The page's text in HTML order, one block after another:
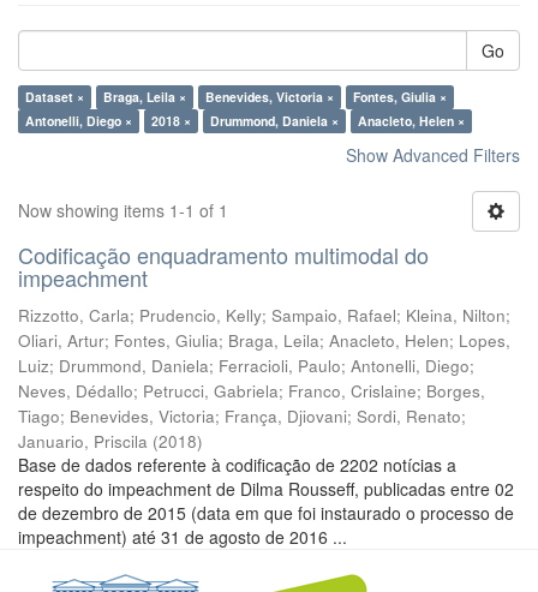
Go
Dataset × Braga, Leila × Benevides, Victoria ×
Fontes, Giulia ×
Antonelli, Diego ×
2018 × Drummond, Daniela × Anacleto, Helen ×
Show Advanced Filters
Now showing items 1-1 of 1
Codificação enquadramento multimodal do
impeachment
Rizzotto, Carla; Prudencio, Kelly; Sampaio, Rafael; Kleina, Nilton;
Oliari, Artur; Fontes, Giulia; Braga, Leila; Anacleto, Helen; Lopes,
Luiz; Drummond, Daniela; Ferracioli, Paulo; Antonelli, Diego;
Neves, Dédallo; Petrucci, Gabriela; Franco, Crislaine; Borges,
Tiago; Benevides, Victoria; França, Djiovani; Sordi, Renato;
Januario, Priscila (2018)
Base de dados referente à codificação de 2202 notícias a
respeito do impeachment de Dilma Rousseff, publicadas entre 02
de dezembro de 2015 (data em que foi instaurado o processo de
impeachment) até 31 de agosto de 2016 ...